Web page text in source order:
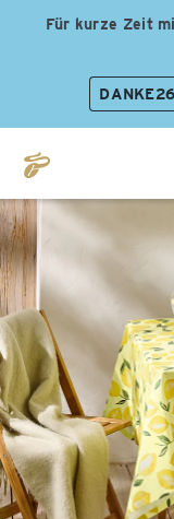
Für kurze Zeit
DANKE26